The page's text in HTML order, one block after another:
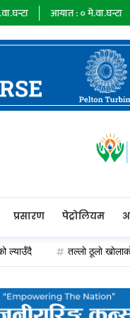
आयात : मे.वा.घन्टा निर्यात :
प्रसारण पेट्रोलियम
तल्लाे ठूलाे खाेलाको